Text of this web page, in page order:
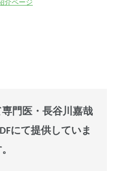
介ページ
門医・長谷川嘉哉
にて提供していま